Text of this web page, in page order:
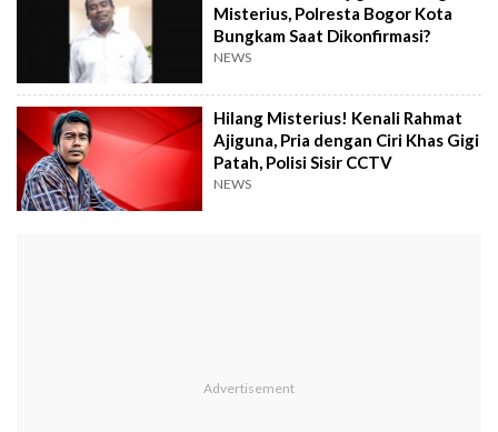
Misterius, Polresta Bogor Kota
Bungkam Saat Dikonfirmasi?
NEWS
Hilang Misterius! Kenali Rahmat
Ajiguna, Pria dengan Ciri Khas Gigi
Patah, Polisi Sisir CCTV
NEWS